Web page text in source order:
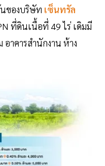
ของบริษัท เซ็นทรัล
ที่ดินเนื้อที่ 49 ไร่ เดิมมี
าคารสำนักงาน ห้าง